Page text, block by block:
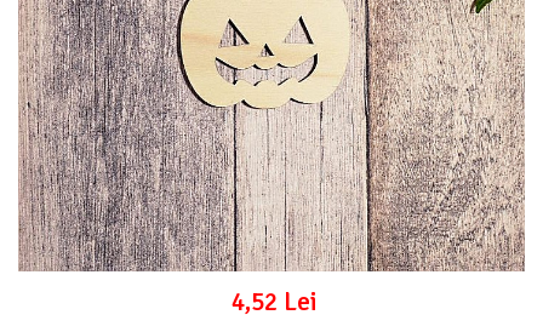
Mijloace de transport
Seturi figurine diverse
Forme vintage
Ornamente si scrapbooking
Scrapbooking
Placute
Rame foto
Suporturi decoupage, placute
4,52 Lei